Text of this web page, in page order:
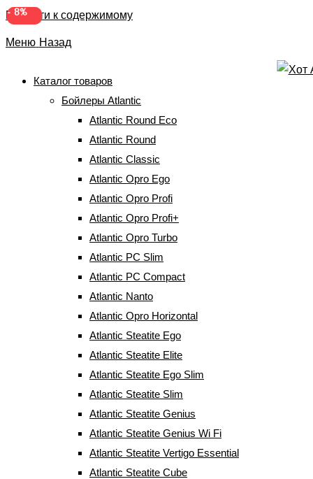
Перейти к содержимому
Меню Назад
Каталог товаров
Бойлеры Atlantic
Atlantic Round Eco
Atlantic Round
Atlantic Classic
Atlantic Opro Ego
Atlantic Opro Profi
Atlantic Opro Profi+
Atlantic Opro Turbo
Atlantic PC Slim
Atlantic PC Compact
Atlantic Nanto
Atlantic Opro Horizontal
Atlantic Steatite Ego
Atlantic Steatite Elite
Atlantic Steatite Ego Slim
Atlantic Steatite Slim
Atlantic Steatite Genius
Atlantic Steatite Genius Wi Fi
Atlantic Steatite Vertigo Essential
Atlantic Steatite Cube
Бойлер Atlantic Nanto
SWH 15A M-N1 2000W
Бойлеры Atlantic⇒Бойлеры 10-15 литров
Atlantic Nanto SWH 15A M-N1 2000W
Бойлер Atlantic Nanto SWH 15A M-
N1 2000W
- 10%
- 8%